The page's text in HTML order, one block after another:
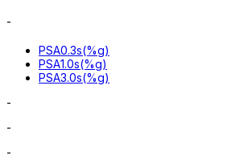
-
PSA0.3s(%g)
PSA1.0s(%g)
PSA3.0s(%g)
-
-
-